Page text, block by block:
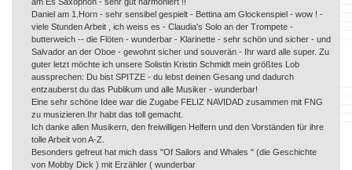
Daniel am 1.Horn - sehr sensibel gespielt - Bettina am Glockenspiel - wow ! -
viele Stunden Arbeit , ich weiss es - Claudia's Solo an der Trompete -
butterweich -- die Flöten - wunderbar - Klarinette - sehr schön und sicher - und
Salvador an der Oboe - gewohnt sicher und souverän - Ihr ward alle super. Zu
guter letzt möchte ich unsere Solistin Kristin Schmidt mein größtes Lob
aussprechen: Du bist SPITZE - du lebst deinen Gesang und dadurch
entzauberst du das Publikum und alle Musiker - wunderbar!
Eine sehr schöne Idee war die Zugabe FELIZ NAVIDAD zusammen mit FNG
zu musizieren.Ihr habt das toll gemacht.
Ich danke allen Musikern, den freiwilligen Helfern und den Vorständen für ihre
tolle Arbeit von A-Z.
Besonders gefreut hat mich dass "Of Sailors and Whales " (die Geschichte
von Mobby Dick ) mit Erzähler ( wunderbar